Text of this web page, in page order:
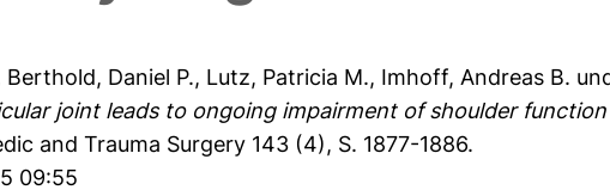
Berthold, Daniel P., Lutz, Patricia M., Imhoff, Andreas B.
joint leads to ongoing impairment of shoulder
and Trauma Surgery 143 (4), S. 1877-1886.
09:55